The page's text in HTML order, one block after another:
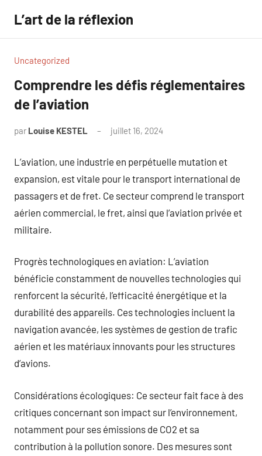
contenu
L’art de la réflexion
Uncategorized
Comprendre les défis réglementaires
de l’aviation
par Louise KESTEL juillet 16, 2024
L’aviation, une industrie en perpétuelle mutation et
expansion, est vitale pour le transport international de
passagers et de fret. Ce secteur comprend le transport
aérien commercial, le fret, ainsi que l’aviation privée et
militaire.
Progrès technologiques en aviation: L’aviation
bénéficie constamment de nouvelles technologies qui
renforcent la sécurité, l’efficacité énergétique et la
durabilité des appareils. Ces technologies incluent la
navigation avancée, les systèmes de gestion de trafic
aérien et les matériaux innovants pour les structures
d’avions.
Considérations écologiques: Ce secteur fait face à des
critiques concernant son impact sur l’environnement,
notamment pour ses émissions de CO2 et sa
contribution à la pollution sonore. Des mesures sont